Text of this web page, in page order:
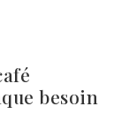
besoin